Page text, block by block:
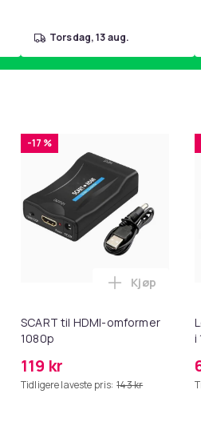
torsdag, 13 aug.
- QC35/QC25/QC15/
til SD/TF Kortleser - 2-i-1
-17 %
SCART til HDMI-omformer
1080p
119 kr
Tidligere laveste pris: 143 kr
Legg
Kjøp
i